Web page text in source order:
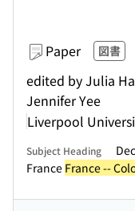
Paper 図書
edited by Julia
Jennifer Yee
Liverpool
Subject Heading
France France --